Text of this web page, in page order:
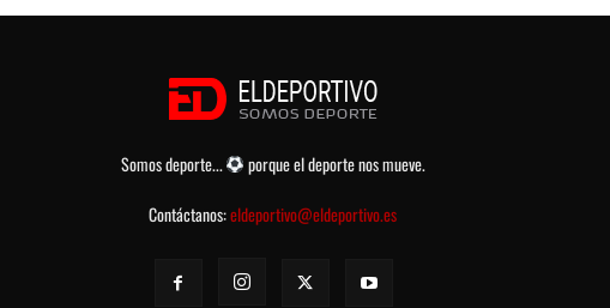
Somos deporte...
porque el deporte nos mueve.
Contáctanos:eldeportivo@eldeportivo.es